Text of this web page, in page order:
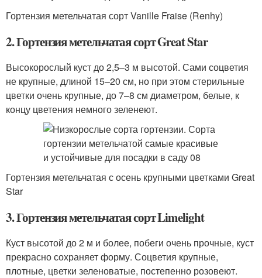
Гортензия метельчатая сорт Vanille Fraise (Renhy)
2. Гортензия метельчатая сорт Great Star
Высокорослый куст до 2,5–3 м высотой. Сами соцветия
не крупные, длиной 15–20 см, но при этом стерильные
цветки очень крупные, до 7–8 см диаметром, белые, к
концу цветения немного зеленеют.
Гортензия метельчатая с осень крупными цветками Great
Star
3. Гортензия метельчатая сорт Limelight
Куст высотой до 2 м и более, побеги очень прочные, куст
прекрасно сохраняет форму. Соцветия крупные,
плотные, цветки зеленоватые, постепенно розовеют.